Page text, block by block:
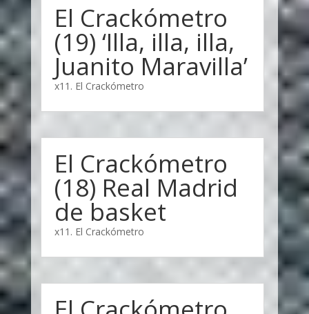
El Crackómetro
(19) ‘Illa, illa, illa,
Juanito Maravilla’
x11. El Crackómetro
El Crackómetro
(18) Real Madrid
de basket
x11. El Crackómetro